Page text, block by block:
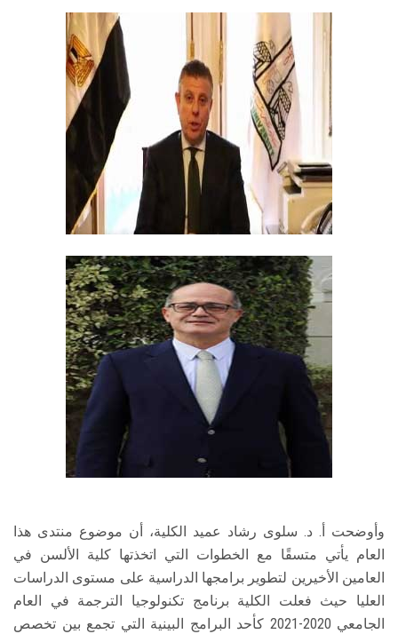
وأوضحت أ. د. سلوى رشاد عميد الكلية، أن موضوع منتدى هذا
العام يأتي متسقًا مع الخطوات التي اتخذتها كلية الألسن في
العامين الأخيرين لتطوير برامجها الدراسية على مستوى الدراسات
العليا حيث فعلت الكلية برنامج تكنولوجيا الترجمة في العام
الجامعي 2020-2021 كأحد البرامج البينية التي تجمع بين تخصص